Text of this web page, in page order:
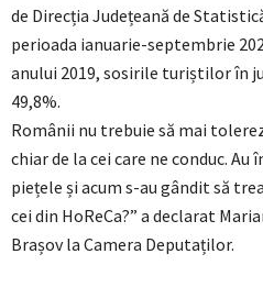
de Direcția Județeană de
perioada ianuarie-septembrie
anului 2019, sosirile turiștilor în
49,8%.
Românii nu trebuie să mai
chiar de la cei care ne conduc.
piețele și acum s-au gândit să
cei din HoReCa?” a declarat
Brașov la Camera Deputaților.